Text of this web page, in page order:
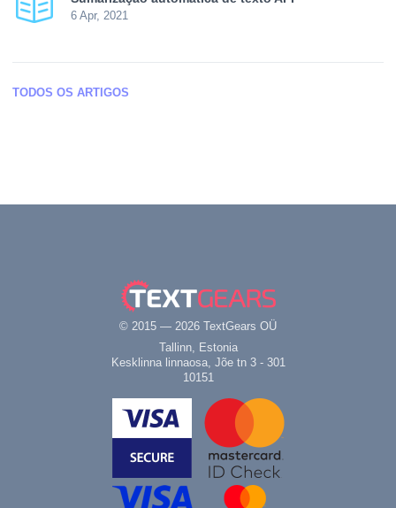
6 Apr, 2021
TODOS OS ARTIGOS
© 2015 — 2026 TextGears OÜ
Tallinn, Estonia
Kesklinna linnaosa, Jõe tn 3 - 301
10151